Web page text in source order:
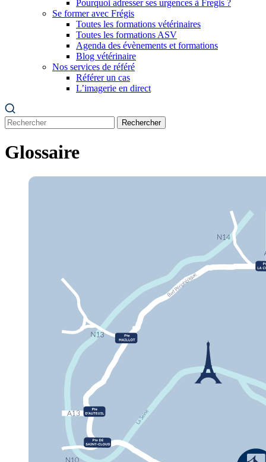
Pourquoi adresser ses urgences à Fregis ?
Se former avec Frégis
Toutes les formations vétérinaires
Toutes les formations ASV
Agenda des évènements et formations
Blog vétérinaire
Nos services de référé
Référer un cas
L’imagerie en direct
Rechercher
Glossaire